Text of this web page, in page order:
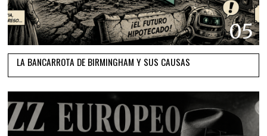
05
LA BANCARROTA DE BIRMINGHAM Y SUS CAUSAS